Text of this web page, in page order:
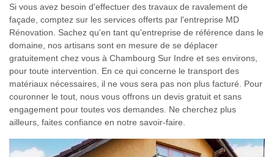
Si vous avez besoin d'effectuer des travaux de ravalement de
façade, comptez sur les services offerts par l'entreprise MD
Rénovation. Sachez qu'en tant qu'entreprise de référence dans le
domaine, nos artisans sont en mesure de se déplacer
gratuitement chez vous à Chambourg Sur Indre et ses environs,
pour toute intervention. En ce qui concerne le transport des
matériaux nécessaires, il ne vous sera pas non plus facturé. Pour
couronner le tout, nous vous offrons un devis gratuit et sans
engagement pour toutes vos demandes. Ne cherchez plus
ailleurs, faites confiance en notre savoir-faire.